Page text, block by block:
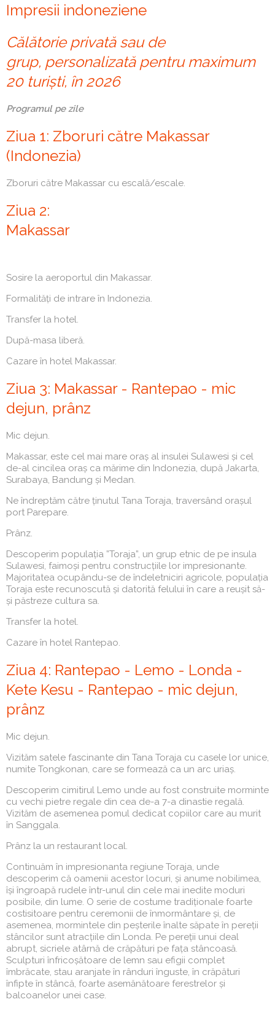
Impresii indoneziene
Călătorie privată sau de
grup, personalizată pentru maximum
20 turiști, în 2026
Programul pe zile
Ziua 1: Zboruri către Makassar
(Indonezia)
Zboruri către Makassar cu escală/escale.
Ziua 2:
Sosire la aeroportul din Makassar.
Formalități de intrare în Indonezia.
Transfer la hotel.
După-masa liberă.
Cazare în hotel Makassar.
Ziua 3: Makassar - Rantepao - mic
dejun, prânz
Mic dejun.
Makassar, este cel mai mare oraș al insulei Sulawesi și cel
de-al cincilea oraș ca mărime din Indonezia, după Jakarta,
Surabaya, Bandung și Medan.
Ne îndreptăm către ținutul Tana Toraja, traversând orașul
port Parepare.
Prânz.
Descoperim populația ”Toraja”, un grup etnic de pe insula
Sulawesi, faimoși pentru construcțiile lor impresionante.
Majoritatea ocupându-se de îndeletniciri agricole, populația
Toraja este recunoscută și datorită felului în care a reușit să-
și păstreze cultura sa.
Transfer la hotel.
Cazare în hotel Rantepao.
Ziua 4: Rantepao - Lemo - Londa -
Kete Kesu - Rantepao - mic dejun,
prânz
Mic dejun.
Vizităm satele fascinante din Tana Toraja cu casele lor unice,
numite Tongkonan, care se formează ca un arc uriaș.
Descoperim cimitirul Lemo unde au fost construite morminte
cu vechi pietre regale din cea de-a 7-a dinastie regală.
Vizităm de asemenea pomul dedicat copiilor care au murit
în Sanggala.
Prânz la un restaurant local.
Continuăm în impresionanta regiune Toraja, unde
descoperim că oamenii acestor locuri, și anume nobilimea,
își îngroapă rudele într-unul din cele mai inedite moduri
posibile, din lume. O serie de costume tradiționale foarte
costisitoare pentru ceremonii de înmormântare și, de
asemenea, mormintele din peșterile înalte săpate în pereții
stâncilor sunt atracțiile din Londa. Pe pereții unui deal
abrupt, sicriele atârnă de crăpături pe fața stâncoasă.
Sculpturi înfricoșătoare de lemn sau efigii complet
îmbrăcate, stau aranjate în rânduri înguste, în crăpături
înfipte în stâncă, foarte asemănătoare ferestrelor și
balcoanelor unei case.